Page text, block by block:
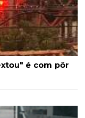
é com pôr